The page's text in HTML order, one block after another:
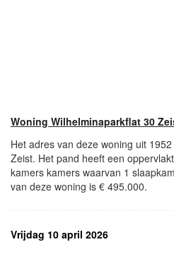
Woning Wilhelminaparkflat 30
Het adres van deze woning uit
Zeist. Het pand heeft een
kamers kamers waarvan 1
van deze woning is € 495.000.
Vrijdag 10 april 2026